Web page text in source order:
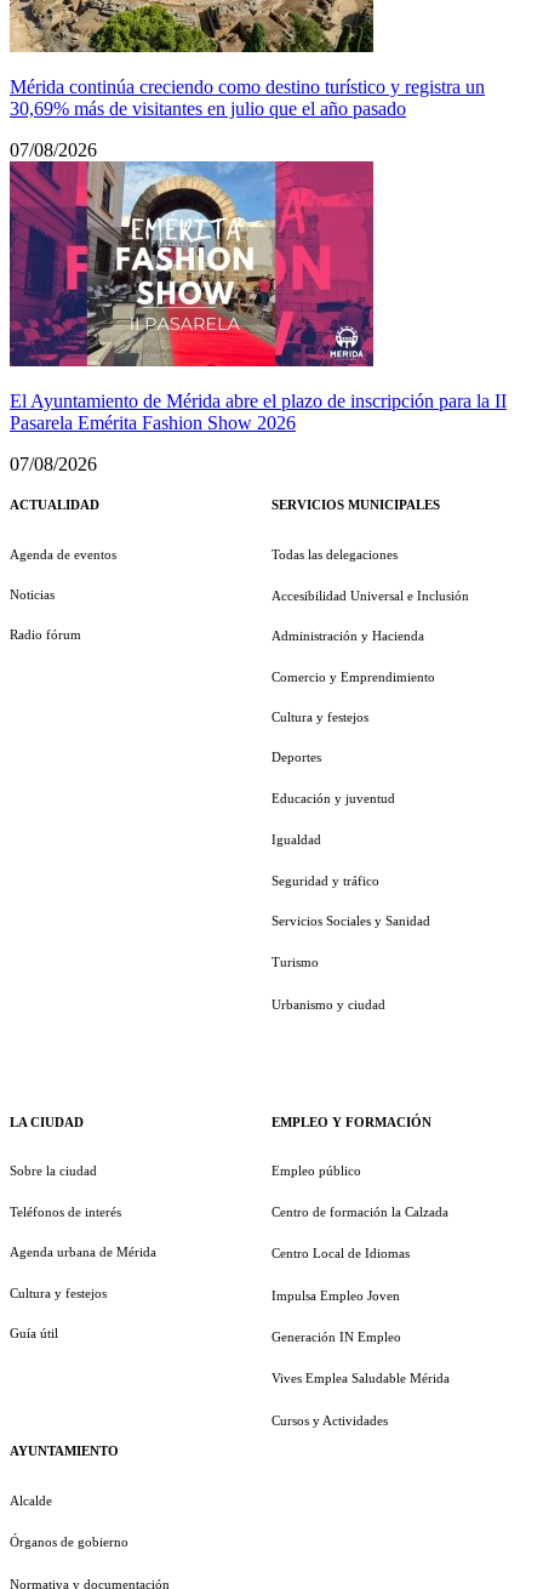
Mérida continúa creciendo como destino turístico y registra un
30,69% más de visitantes en julio que el año pasado
07/08/2026
El Ayuntamiento de Mérida abre el plazo de inscripción para la II
Pasarela Emérita Fashion Show 2026
07/08/2026
ACTUALIDAD
Agenda de eventos
Noticias
Radio fórum
LA CIUDAD
Sobre la ciudad
Teléfonos de interés
Agenda urbana de Mérida
Cultura y festejos
Guía útil
AYUNTAMIENTO
Alcalde
Órganos de gobierno
Normativa y documentación
SERVICIOS MUNICIPALES
Todas las delegaciones
Accesibilidad Universal e Inclusión
Administración y Hacienda
Comercio y Emprendimiento
Cultura y festejos
Deportes
Educación y juventud
Igualdad
Seguridad y tráfico
Servicios Sociales y Sanidad
Turismo
Urbanismo y ciudad
EMPLEO Y FORMACIÓN
Empleo público
Centro de formación la Calzada
Centro Local de Idiomas
Impulsa Empleo Joven
Generación IN Empleo
Vives Emplea Saludable Mérida
Cursos y Actividades